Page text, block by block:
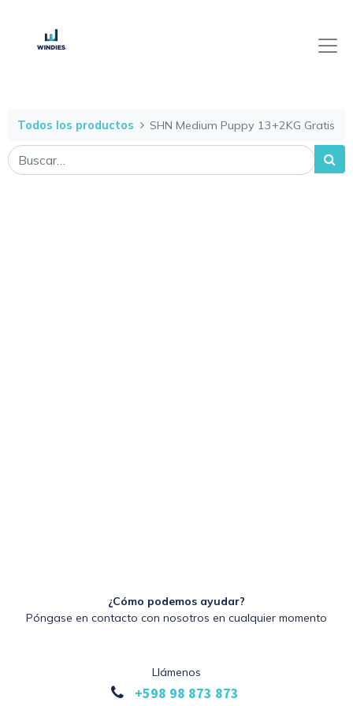
Todos los productos SHN Medium Puppy 13+2KG Gratis
¿Cómo podemos ayudar?
Póngase en contacto con nosotros en cualquier momento
Llámenos
+598 98 873 873